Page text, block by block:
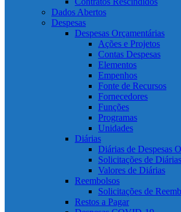
Dados Abertos
Despesas
Despesas Orçamentárias
Ações e Projetos
Contas Despesas
Elementos
Empenhos
Fonte de Recursos
Fornecedores
Funções
Programas
Unidades
Diárias
Diárias de Despesas
Solicitações de Diárias
Valores de Diárias
Reembolsos
Solicitações de
Restos a Pagar